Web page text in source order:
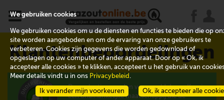
x
Klantenbeoordelingen
De evaluaties worden verzameld door eKomi,
een onafhankelijke maatschappij die de
We gebruiken cookies
We gebruiken cookies om u de diensten en functies te bieden die op
site worden aangeboden en om de ervaring van onze gebruikers te
verbeteren. Cookies zijn gegevens die worden gedownload of
opgeslagen op uw computer of ander apparaat. Door op « Ok, ik
accepteer alle cookies » te klikken, accepteert u het gebruik van
Meer details vindt u in ons Privacybeleid .
Ok, ik accepteer alle
Ik verander mijn voorkeuren